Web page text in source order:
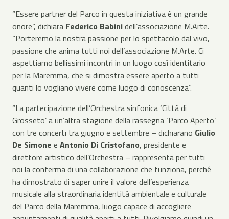
“Essere partner del Parco in questa iniziativa è un grande
onore”, dichiara Federico Babinidell’associazione M.Arte.
“Porteremo la nostra passione per lo spettacolo dal vivo,
passione che anima tutti noi dell’associazione M.Arte. Ci
aspettiamo bellissimi incontri in un luogo così identitario
per la Maremma, che si dimostra essere aperto a tutti
quanti lo vogliano vivere come luogo di conoscenza”.
“La partecipazione dell’Orchestra sinfonica ‘Città di
Grosseto’ a un’altra stagione della rassegna ‘Parco Aperto’
con tre concerti tra giugno e settembre – dichiarano Giulio
De Simone e Antonio Di Cristofano, presidente e
direttore artistico dell’Orchestra – rappresenta per tutti
noi la conferma di una collaborazione che funziona, perché
ha dimostrato di saper unire il valore dell’esperienza
musicale alla straordinaria identità ambientale e culturale
del Parco della Maremma, luogo capace di accogliere